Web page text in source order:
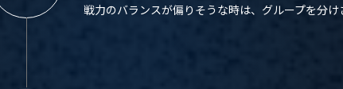
戦力のバランスが偏りそうな時は、グループを分け